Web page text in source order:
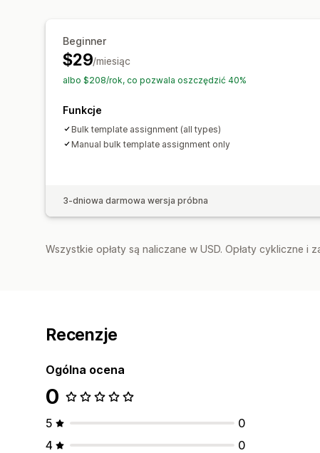
Beginner
$29/miesiąc
albo $208/rok, co pozwala oszczędzić 40%
Funkcje
Bulk template assignment (all types)
Manual bulk template assignment only
3-dniowa darmowa wersja próbna
Wszystkie opłaty są naliczane w USD. Opłaty cykliczne
Recenzje
Ogólna ocena
0
5
0
4
0